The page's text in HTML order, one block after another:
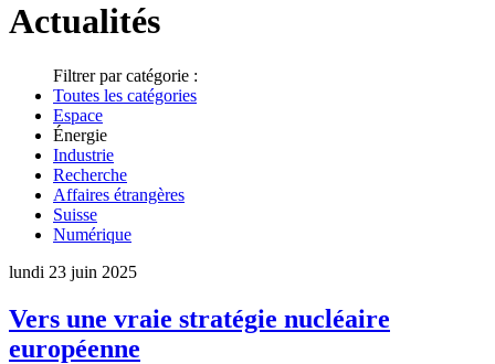
Actualités
Filtrer par catégorie :
Toutes les catégories
Espace
Énergie
Industrie
Recherche
Affaires étrangères
Suisse
Numérique
lundi 23 juin 2025
Vers une vraie stratégie nucléaire
européenne